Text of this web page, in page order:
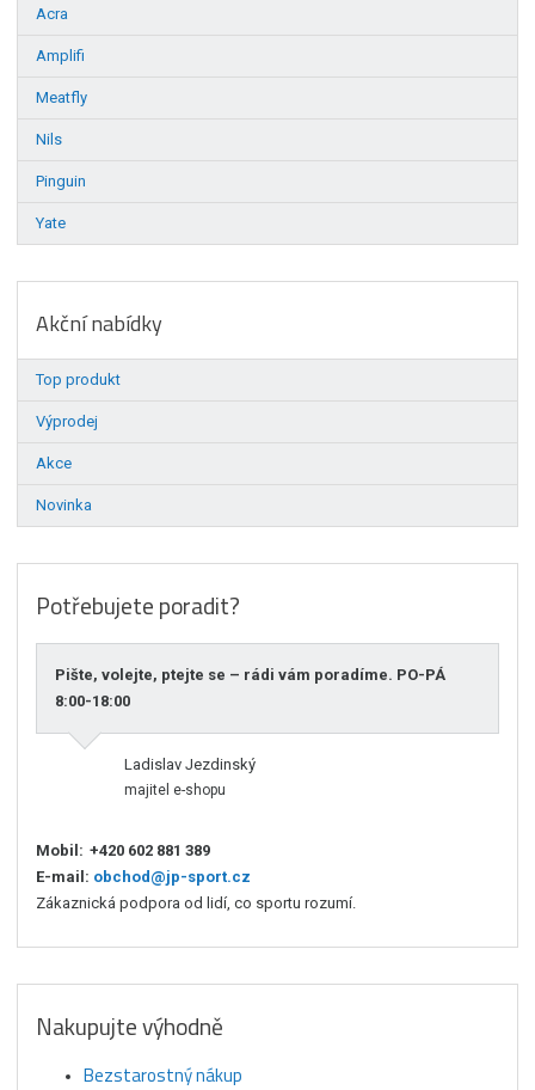
Acra
Amplifi
Meatfly
Nils
Pinguin
Yate
Akční nabídky
Top produkt
Výprodej
Akce
Novinka
Potřebujete poradit?
Pište, volejte, ptejte se – rádi vám poradíme. PO-PÁ
8:00-18:00
Ladislav Jezdinský
majitel e-shopu
Mobil: +420 602 881 389
E-mail: obchod@jp-sport.cz
Zákaznická podpora od lidí, co sportu rozumí.
Nakupujte výhodně
Bezstarostný nákup